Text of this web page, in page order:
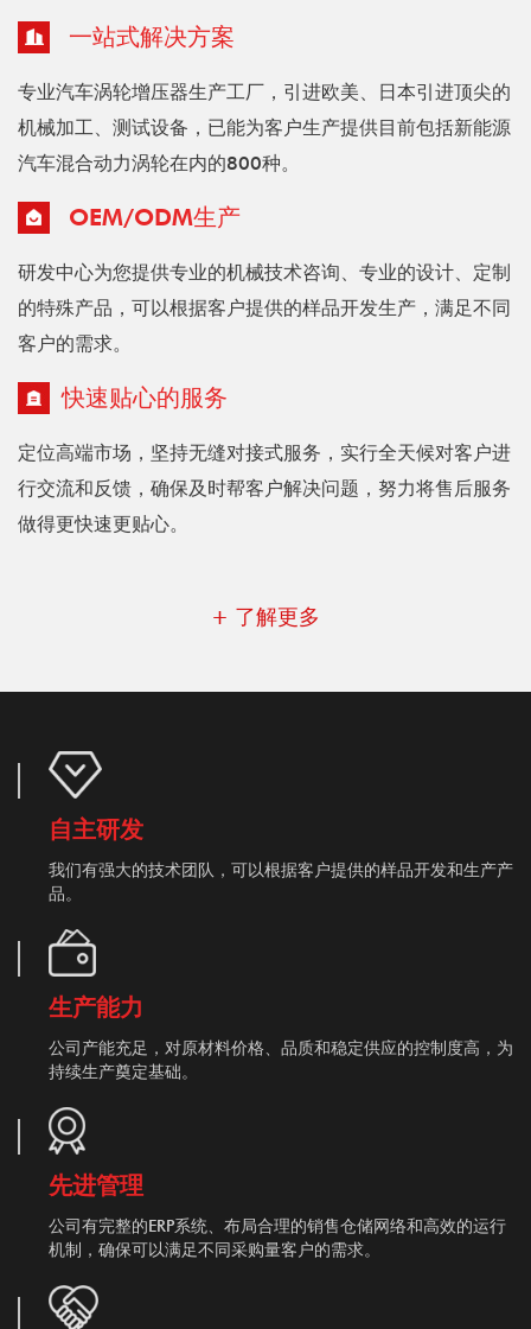
一站式解决方案
专业汽车涡轮增压器生产工厂，引进欧美、日本引进顶尖的
机械加工、测试设备，已能为客户生产提供目前包括新能源
汽车混合动力涡轮在内的800种。
OEM/ODM生产
研发中心为您提供专业的机械技术咨询、专业的设计、定制
的特殊产品，可以根据客户提供的样品开发生产，满足不同
客户的需求。
快速贴心的服务
定位高端市场，坚持无缝对接式服务，实行全天候对客户进
行交流和反馈，确保及时帮客户解决问题，努力将售后服务
做得更快速更贴心。
+ 了解更多
自主研发
我们有强大的技术团队，可以根据客户提供的样品开发和生产产
品。
生产能力
公司产能充足，对原材料价格、品质和稳定供应的控制度高，为
持续生产奠定基础。
先进管理
公司有完整的ERP系统、布局合理的销售仓储网络和高效的运行
机制，确保可以满足不同采购量客户的需求。